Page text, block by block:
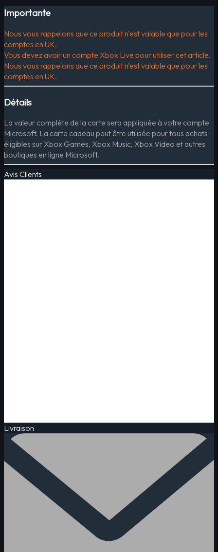
Importante
Nous vous rappelons que ce produit n'est valable que pour les
comptes en UK.
Vous devez avoir un compte Xbox Live pour utiliser cet article.
Nous vous rappelons que ce produit n'est valable que pour les
comptes en UK.
Détails
La valeur complète de la carte sera appliquée à votre compte
Microsoft. La carte cadeau peut être utilisée pour tous achats
éligibles sur Xbox Games, Xbox Music, Xbox Video et autres
boutiques en ligne Microsoft.
Avis Clients
Livraison